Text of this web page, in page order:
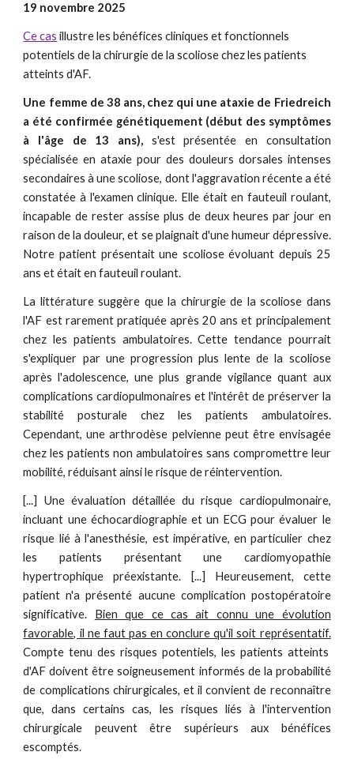
19 novembre 2025
Ce cas illustre les bénéfices cliniques et fonctionnels
potentiels de la chirurgie de la scoliose chez les patients
atteints d'AF.
Une femme de 38 ans, chez qui une ataxie de Friedreich
a été confirmée génétiquement (début des symptômes
à l'âge de 13 ans), s'est présentée en consultation
spécialisée en ataxie pour des douleurs dorsales intenses
secondaires à une scoliose, dont l'aggravation récente a été
constatée à l'examen clinique. Elle était en fauteuil roulant,
incapable de rester assise plus de deux heures par jour en
raison de la douleur, et se plaignait d'une humeur dépressive.
Notre patient présentait une scoliose évoluant depuis 25
ans et était en fauteuil roulant.
La littérature suggère que la chirurgie de la scoliose dans
l'AF est rarement pratiquée après 20 ans et principalement
chez les patients ambulatoires. Cette tendance pourrait
s'expliquer par une progression plus lente de la scoliose
après l'adolescence, une plus grande vigilance quant aux
complications cardiopulmonaires et l'intérêt de préserver la
stabilité posturale chez les patients ambulatoires.
Cependant, une arthrodèse pelvienne peut être envisagée
chez les patients non ambulatoires sans compromettre leur
mobilité, réduisant ainsi le risque de réintervention.
[...] Une évaluation détaillée du risque cardiopulmonaire,
incluant une échocardiographie et un ECG pour évaluer le
risque lié à l'anesthésie, est impérative, en particulier chez
les patients présentant une cardiomyopathie
hypertrophique préexistante.
[...] Heureusement, cette
patient n'a présenté aucune complication postopératoire
significative. Bien que ce cas ait connu une évolution
favorable, il ne faut pas en conclure qu'il soit représentatif.
Compte tenu des risques potentiels, les patients atteints
d'AF doivent être soigneusement informés de la probabilité
de complications chirurgicales, et il convient de reconnaître
que, dans certains cas, les risques liés à l'intervention
chirurgicale peuvent être supérieurs aux bénéfices
escomptés.